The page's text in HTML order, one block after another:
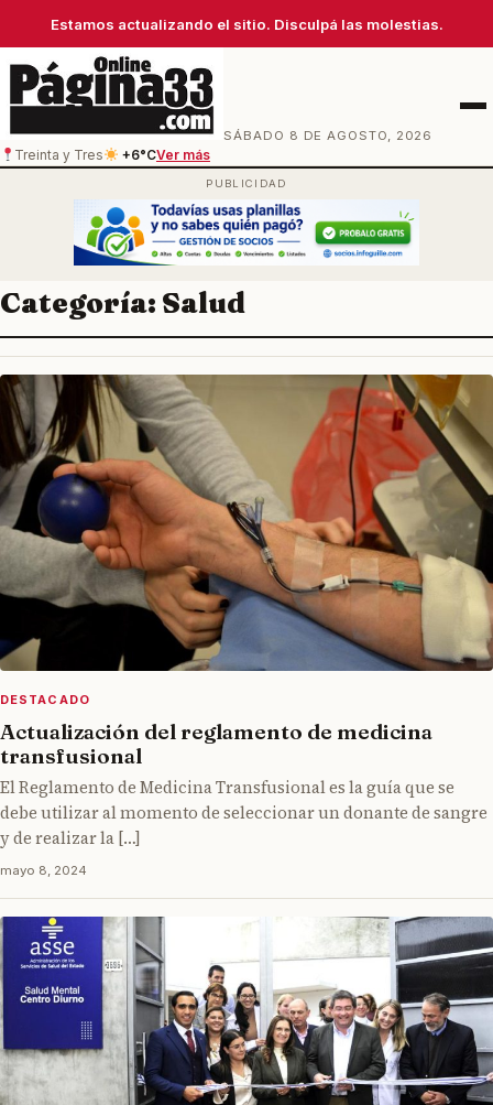
Estamos actualizando el sitio. Disculpá las molestias.
SÁBADO 8 DE AGOSTO, 2026
Treinta y Tres
+6°CVer más
Menú
Categoría: Salud
DESTACADO
Actualización del reglamento de medicina
transfusional
El Reglamento de Medicina Transfusional es la guía que se
debe utilizar al momento de seleccionar un donante de sangre
y de realizar la […]
mayo 8, 2024